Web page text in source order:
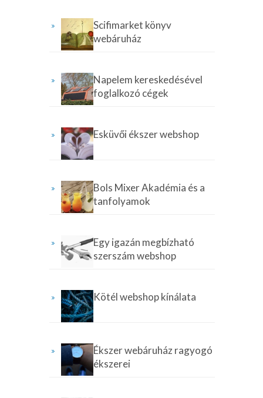
Scifimarket könyv
webáruház
Napelem kereskedésével
foglalkozó cégek
Esküvői ékszer webshop
Bols Mixer Akadémia és a
tanfolyamok
Egy igazán megbízható
szerszám webshop
Kötél webshop kínálata
Ékszer webáruház ragyogó
ékszerei